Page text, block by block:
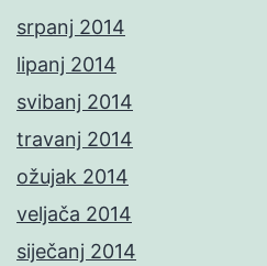
srpanj 2014
lipanj 2014
svibanj 2014
travanj 2014
ožujak 2014
veljača 2014
siječanj 2014